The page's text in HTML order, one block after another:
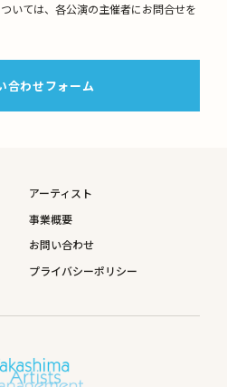
いては、各公演の主催者にお問合せを
合わせフォーム
アーティスト
事業概要
お問い合わせ
プライバシーポリシー